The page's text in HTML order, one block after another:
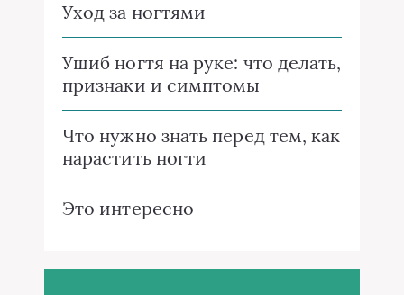
Уход за ногтями
Ушиб ногтя на руке: что делать,
признаки и симптомы
Что нужно знать перед тем, как
нарастить ногти
Это интересно